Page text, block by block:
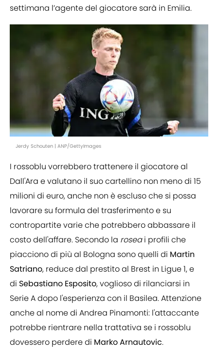
settimana l’agente del giocatore sarà in Emilia.
Jerdy Schouten | ANP/GettyImages
I rossoblu vorrebbero trattenere il giocatore al
Dall'Ara e valutano il suo cartellino non meno di 15
milioni di euro, anche non è escluso che si possa
lavorare su formula del trasferimento e su
contropartite varie che potrebbero abbassare il
costo dell'affare. Secondo la roseai profili che
piacciono di più al Bologna sono quelli di Martin
Satriano, reduce dal prestito al Brest in Ligue 1, e
di Sebastiano Esposito, voglioso di rilanciarsi in
Serie A dopo l'esperienza con il Basilea. Attenzione
anche al nome di Andrea Pinamonti: l'attaccante
potrebbe rientrare nella trattativa se i rossoblu
dovessero perdere di Marko Arnautovic.